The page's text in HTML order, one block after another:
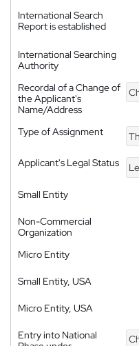
International Search
Report is established
International Searching
Authority
Recordal of a Change of
the Applicant's
Name/Address
Type of Assignment
Applicant's Legal Status
Small Entity
Non-Commercial
Organization
Micro Entity
Small Entity, USA
Micro Entity, USA
Entry into National